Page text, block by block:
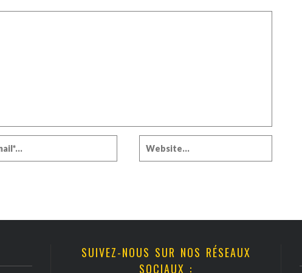
SUIVEZ-NOUS SUR NOS RÉSEAUX
SOCIAUX :